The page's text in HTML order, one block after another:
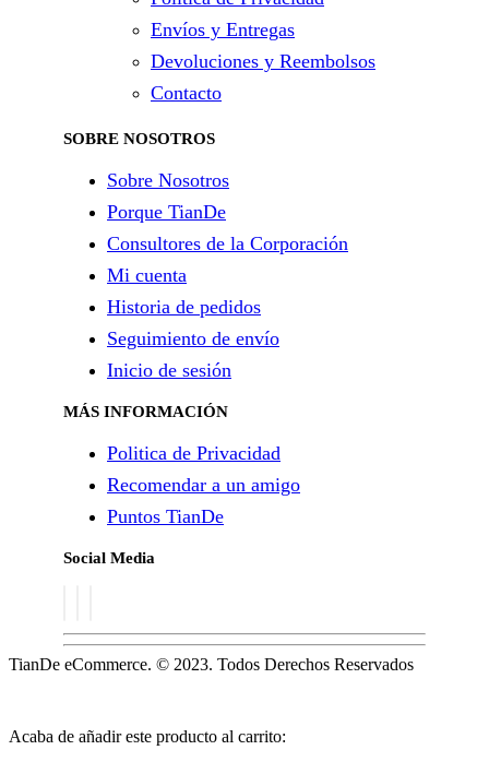
Envíos y Entregas
Devoluciones y Reembolsos
Contacto
SOBRE NOSOTROS
Sobre Nosotros
Porque TianDe
Consultores de la Corporación
Mi cuenta
Historia de pedidos
Seguimiento de envío
Inicio de sesión
MÁS INFORMACIÓN
Politica de Privacidad
Recomendar a un amigo
Puntos TianDe
Social Media
TianDe eCommerce. © 2023. Todos Derechos Reservados
Acaba de añadir este producto al carrito: